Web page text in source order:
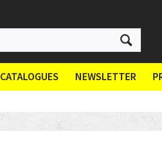
CATALOGUES NEWSLETTER